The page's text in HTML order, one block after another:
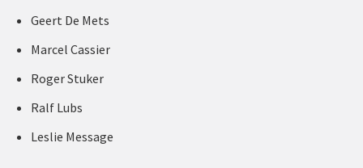
Geert De Mets
Marcel Cassier
Roger Stuker
Ralf Lubs
Leslie Message